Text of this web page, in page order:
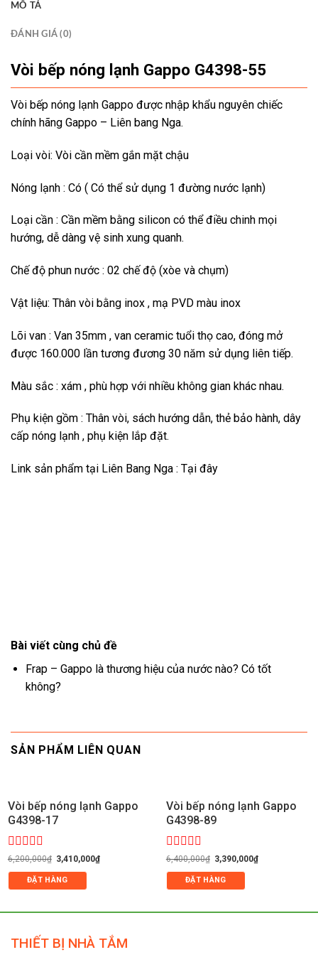
MÔ TẢ
ĐÁNH GIÁ (0)
Vòi bếp nóng lạnh Gappo G4398-55
Vòi bếp nóng lạnh Gappo được nhập khẩu nguyên chiếc
chính hãng Gappo – Liên bang Nga.
Loại vòi: Vòi cần mềm gắn mặt chậu
Nóng lạnh : Có ( Có thể sử dụng 1 đường nước lạnh)
Loại cần : Cần mềm bằng silicon có thể điều chinh mọi
hướng, dễ dàng vệ sinh xung quanh.
Chế độ phun nước : 02 chế độ (xòe và chụm)
Vật liệu: Thân vòi bằng inox , mạ PVD màu inox
Lõi van : Van 35mm , van ceramic tuổi thọ cao, đóng mở
được 160.000 lần tương đương 30 năm sử dụng liên tiếp.
Màu sắc : xám , phù hợp với nhiều không gian khác nhau.
Phụ kiện gồm : Thân vòi, sách hướng dẫn, thẻ bảo hành, dây
cấp nóng lạnh , phụ kiện lắp đặt.
Link sản phẩm tại Liên Bang Nga : Tại đây
Bài viết cùng chủ đề
Frap – Gappo là thương hiệu của nước nào? Có tốt
không?
SẢN PHẨM LIÊN QUAN
Vòi bếp nóng lạnh Gappo
G4398-17
Được
xếp
hạng
0
sao
6,200,000₫ Giá
gốc
là:
6,200,000₫.
3,410,000₫Giá
hiện
ĐẶT HÀNG
Vòi bếp nóng lạnh Gappo
G4398-89
Được
xếp
hạng
0
sao
6,400,000₫ Giá
gốc
là:
6,400,000₫.
3,390,000₫Giá
hiện
ĐẶT HÀNG
THIẾT BỊ NHÀ TẮM